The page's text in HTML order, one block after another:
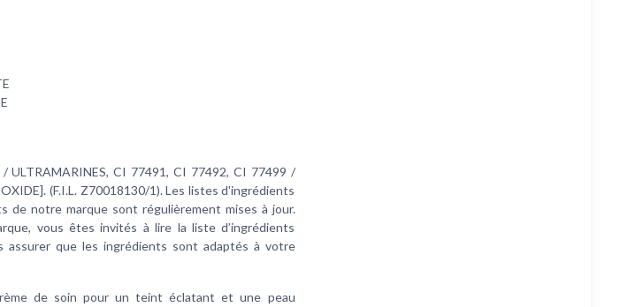
CI 77491, CI 77492, CI 77499 /
(F.I.L. Z70018130/1). Les listes d'ingrédients
de notre marque sont régulièrement mises à jour.
vous êtes invités à lire la liste d’ingrédients
assurer que les ingrédients sont adaptés à votre
de soin pour un teint éclatant et une peau